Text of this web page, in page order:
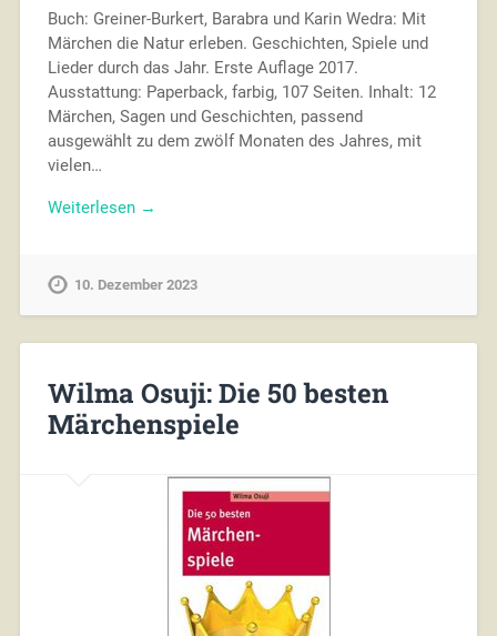
Buch: Greiner-Burkert, Barabra und Karin Wedra: Mit
Märchen die Natur erleben. Geschichten, Spiele und
Lieder durch das Jahr. Erste Auflage 2017.
Ausstattung: Paperback, farbig, 107 Seiten. Inhalt: 12
Märchen, Sagen und Geschichten, passend
ausgewählt zu dem zwölf Monaten des Jahres, mit
vielen…
Weiterlesen →
10. Dezember 2023
Wilma Osuji: Die 50 besten
Märchenspiele